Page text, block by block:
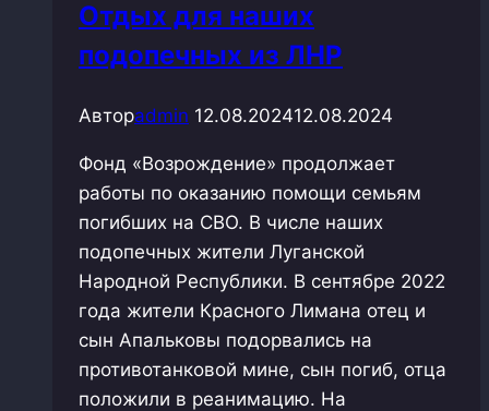
Отдых для наших
подопечных из ЛНР
Авторadmin 12.08.202412.08.2024
Фонд «Возрождение» продолжает
работы по оказанию помощи семьям
погибших на СВО. В числе наших
подопечных жители Луганской
Народной Республики. В сентябре 2022
года жители Красного Лимана отец и
сын Апальковы подорвались на
противотанковой мине, сын погиб, отца
положили в реанимацию. На